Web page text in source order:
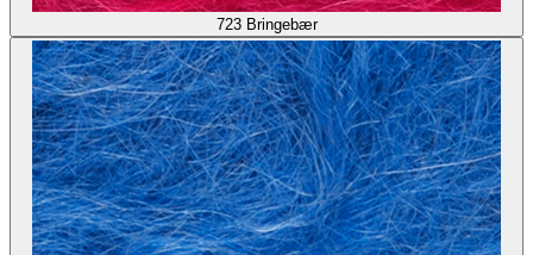
723 Bringebær